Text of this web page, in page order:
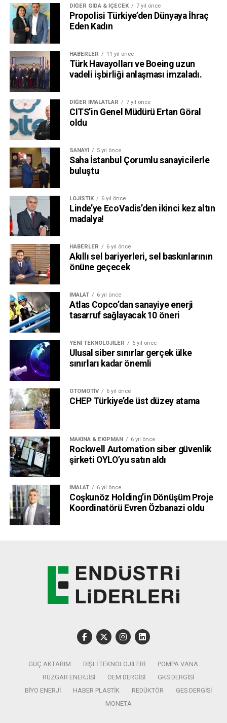
DIĞER GIDA & İÇECEK 7 yıl önce
Propolisi Türkiye’den Dünyaya İhraç
Eden Kadın
HABERLER 11 yıl önce
Türk Havayolları ve Boeing uzun
vadeli işbirliği anlaşması imzaladı.
DIĞER İMALATLAR 7 yıl önce
CITS’in Genel Müdürü Ertan Göral
oldu
SANAYI 5 yıl önce
Saha İstanbul Çorumlu sanayicilerle
buluştu
LOJISTIK 6 yıl önce
Linde’ye EcoVadis’den ikinci kez altın
madalya!
HABERLER 6 yıl önce
Akıllı sel bariyerleri, sel baskınlarının
önüne geçecek
İMALAT 6 yıl önce
Atlas Copco’dan sanayiye enerji
tasarruf sağlayacak 10 öneri
YENI TEKNOLOJILER 6 yıl önce
Ulusal siber sınırlar gerçek ülke
sınırları kadar önemli
OTOMOTIV 6 yıl önce
CHEP Türkiye’de üst düzey atama
MAKINA & EKIPMAN 6 yıl önce
Rockwell Automation siber güvenlik
şirketi OYLO’yu satın aldı
İMALAT 6 yıl önce
Coşkunöz Holding’in Dönüşüm Proje
Koordinatörü Evren Özbanazi oldu
GÜÇ AKTARIM DIŞLI TEKNOLOJILERI
POMPA VANA
RÜZGAR ENERJISI
OEM DERGISI
GKS DERGISI
BIYO ENERJI
HABER PLASTIK REDÜKTÖR
GES DERGISI
MONETA